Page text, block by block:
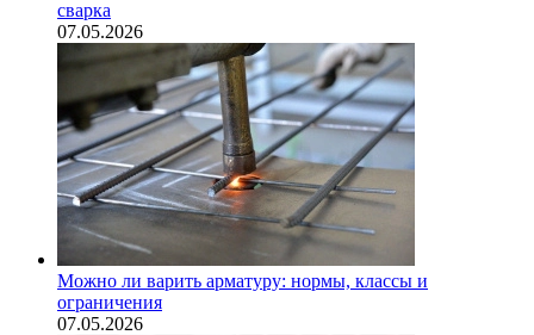
сварка
07.05.2026
Можно ли варить арматуру: нормы, классы и
ограничения
07.05.2026